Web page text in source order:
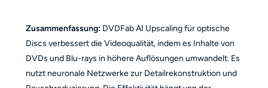
Zusammenfassung: DVDFab AI Upscaling für optische
Discs verbessert die Videoqualität, indem es Inhalte von
DVDs und Blu-rays in höhere Auflösungen umwandelt. Es
nutzt neuronale Netzwerke zur Detailrekonstruktion und